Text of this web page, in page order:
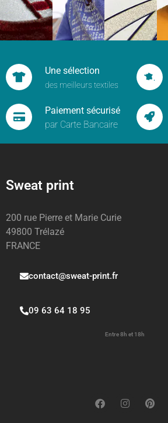
Une sélection
des meilleurs textiles
Paiement sécurisé
par Carte Bancaire
Sweat print
200 rue Pierre et Marie Curie
49800 Trélazé
FRANCE
contact@sweat-print.fr
09 63 64 18 95
Entre 8h et 18h